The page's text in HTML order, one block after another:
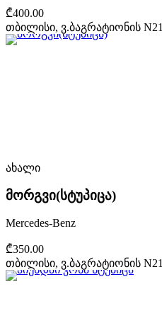
₾400.00
თბილისი, ვ.ბაგრატიონის N21
ახალი
მორგვი(სტუპიცა)
Mercedes-Benz
₾350.00
თბილისი, ვ.ბაგრატიონის N21